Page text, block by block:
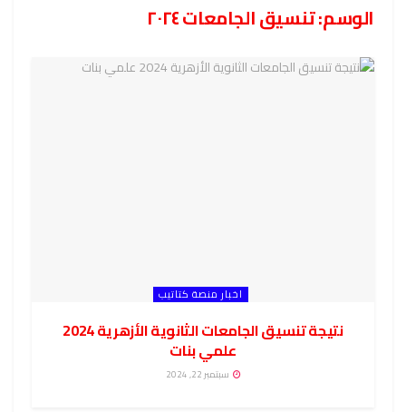
الوسم:تنسيق الجامعات ٢٠٢٤
اخبار منصة كتاتيب
نتيجة تنسيق الجامعات الثانوية الأزهرية 2024
علمي بنات
سبتمبر 22, 2024